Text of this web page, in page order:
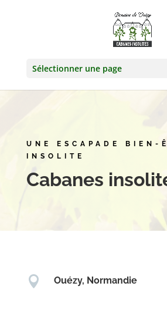
Sélectionner une page
UNE ESCAPADE BIEN-
INSOLITE
Cabanes
 Ouézy, Normandie